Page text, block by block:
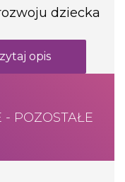
dziecka
opis
POZOSTAŁE